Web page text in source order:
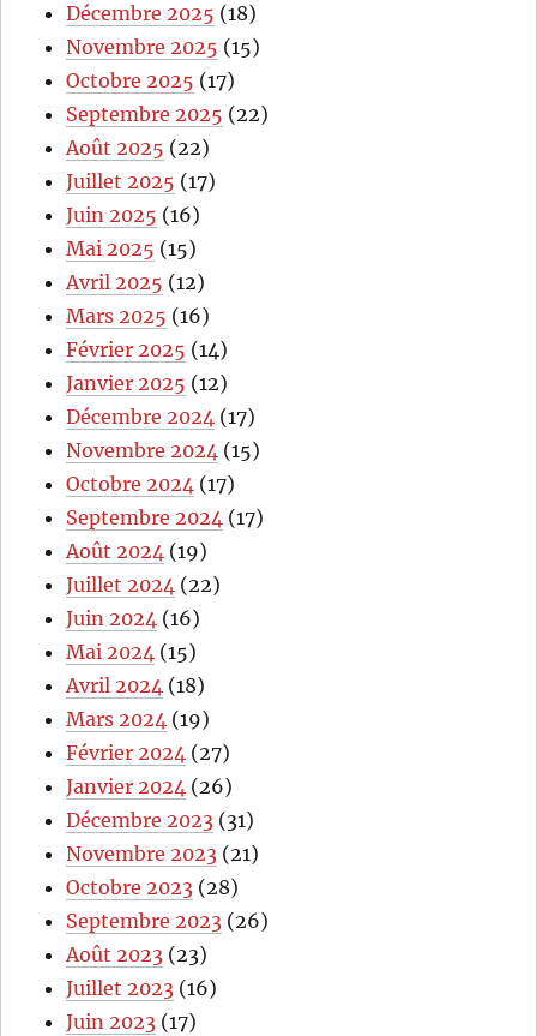
Décembre 2025 (18)
Novembre 2025 (15)
Octobre 2025 (17)
Septembre 2025 (22)
Août 2025 (22)
Juillet 2025 (17)
Juin 2025 (16)
Mai 2025 (15)
Avril 2025 (12)
Mars 2025 (16)
Février 2025 (14)
Janvier 2025 (12)
Décembre 2024 (17)
Novembre 2024 (15)
Octobre 2024 (17)
Septembre 2024 (17)
Août 2024 (19)
Juillet 2024 (22)
Juin 2024 (16)
Mai 2024 (15)
Avril 2024 (18)
Mars 2024 (19)
Février 2024 (27)
Janvier 2024 (26)
Décembre 2023 (31)
Novembre 2023 (21)
Octobre 2023 (28)
Septembre 2023 (26)
Août 2023 (23)
Juillet 2023 (16)
Juin 2023 (17)